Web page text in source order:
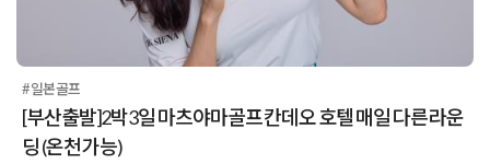
#일본골프
[부산출발]2박3일 마츠야마골프 칸데오 호텔 매일 다른 라운
딩 (온천 가능)